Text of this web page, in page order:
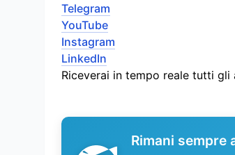
Telegram
YouTube
Instagram
LinkedIn
Riceverai in tempo reale tutti
Rimani sempre